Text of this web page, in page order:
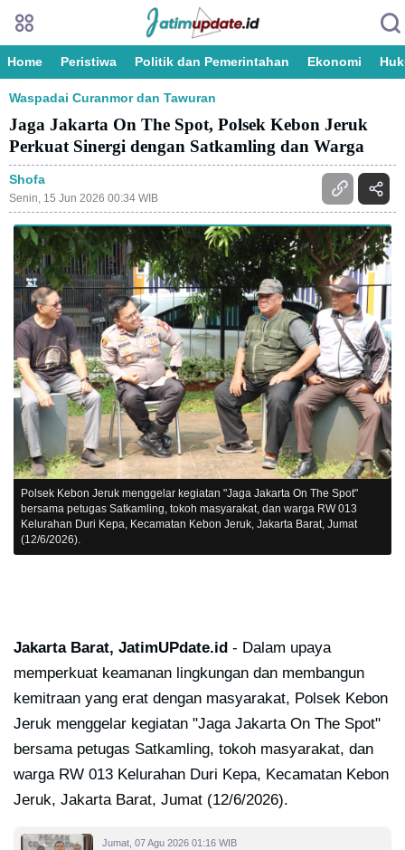
Home Peristiwa Politik dan Pemerintahan Ekonomi
Waspadai Curanmor dan Tawuran
Jaga Jakarta On The Spot, Polsek Kebon Jeruk
Perkuat Sinergi dengan Satkamling dan Warga
Shofa
Senin, 15 Jun 2026 00:34 WIB
Polsek Kebon Jeruk menggelar kegiatan "Jaga Jakarta On The Spot"
bersama petugas Satkamling, tokoh masyarakat, dan warga RW 013
Kelurahan Duri Kepa, Kecamatan Kebon Jeruk, Jakarta Barat, Jumat
(12/6/2026).
Jakarta Barat, JatimUPdate.id - Dalam upaya
memperkuat keamanan lingkungan dan membangun
kemitraan yang erat dengan masyarakat, Polsek Kebon
Jeruk menggelar kegiatan "Jaga Jakarta On The Spot"
bersama petugas Satkamling, tokoh masyarakat, dan
warga RW 013 Kelurahan Duri Kepa, Kecamatan Kebon
Jeruk, Jakarta Barat, Jumat (12/6/2026).
Jumat, 07 Agu 2026 01:16 WIB